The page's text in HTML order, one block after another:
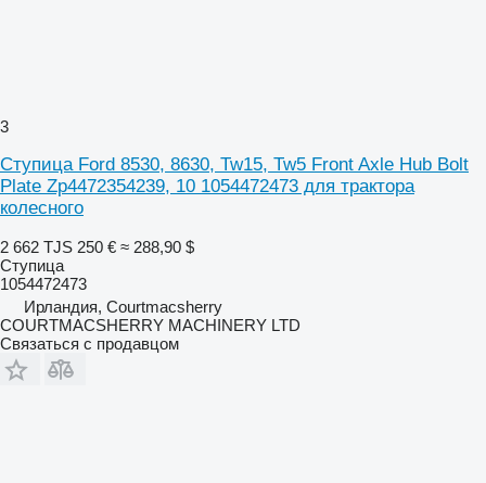
3
Ступица Ford 8530, 8630, Tw15, Tw5 Front Axle Hub Bolt
Plate Zp4472354239, 10 1054472473 для трактора
колесного
2 662 TJS 250 € ≈ 288,90 $
Ступица
1054472473
Ирландия, Courtmacsherry
COURTMACSHERRY MACHINERY LTD
Связаться с продавцом